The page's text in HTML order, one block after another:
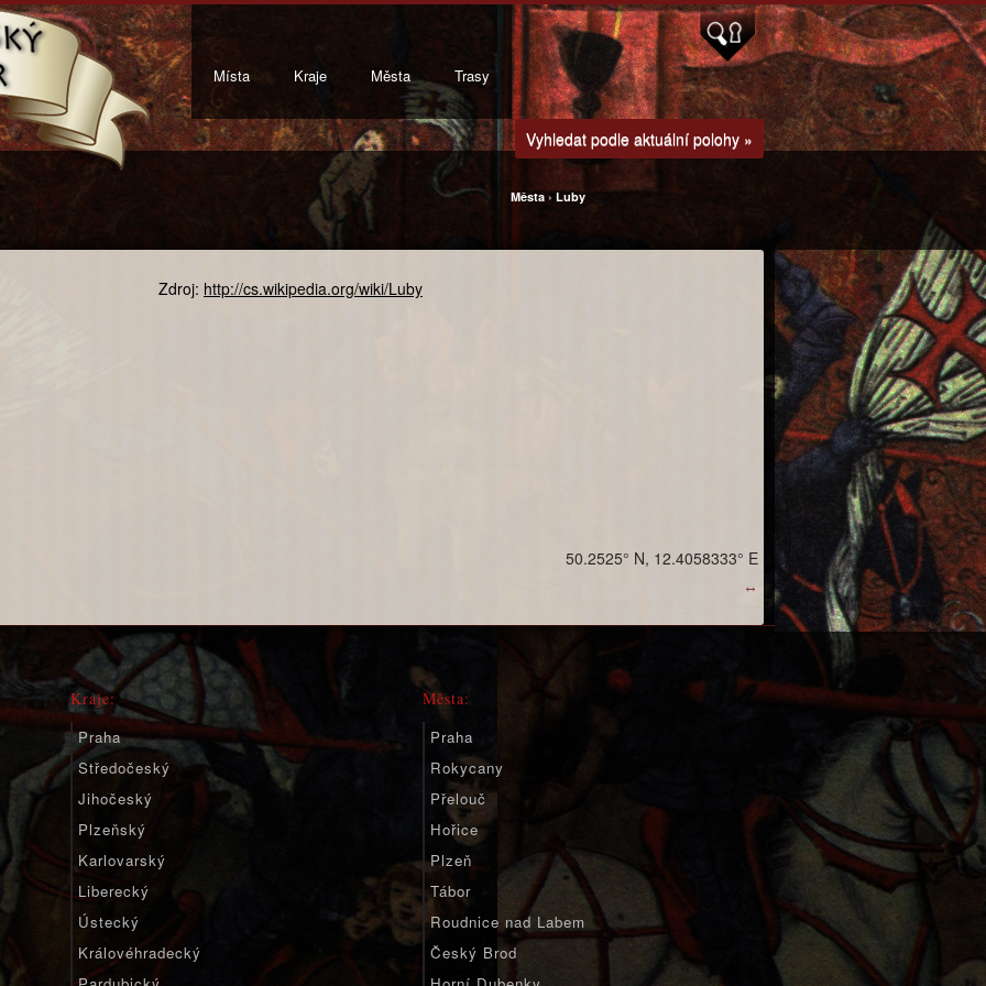
Místa Kraje Města Trasy
Vyhledat podle aktuální polohy »
Města ›Luby
Zdroj: http://cs.wikipedia.org/wiki/Luby
↔
50.2525° N, 12.4058333° E
Kraje:
Praha
Středočeský
Jihočeský
Plzeňský
Karlovarský
Liberecký
Ústecký
Královéhradecký
Města:
Praha
Rokycany
Přelouč
Hořice
Plzeň
Tábor
Roudnice nad Labem
Český Brod